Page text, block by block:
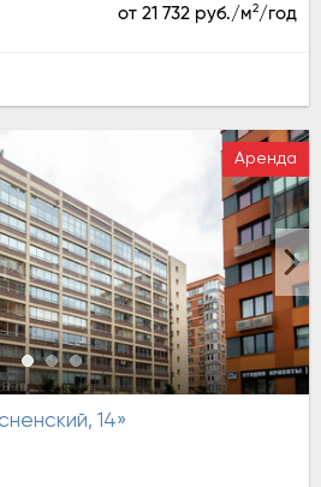
от 21 732 руб./м2 /год
Аренда
14»